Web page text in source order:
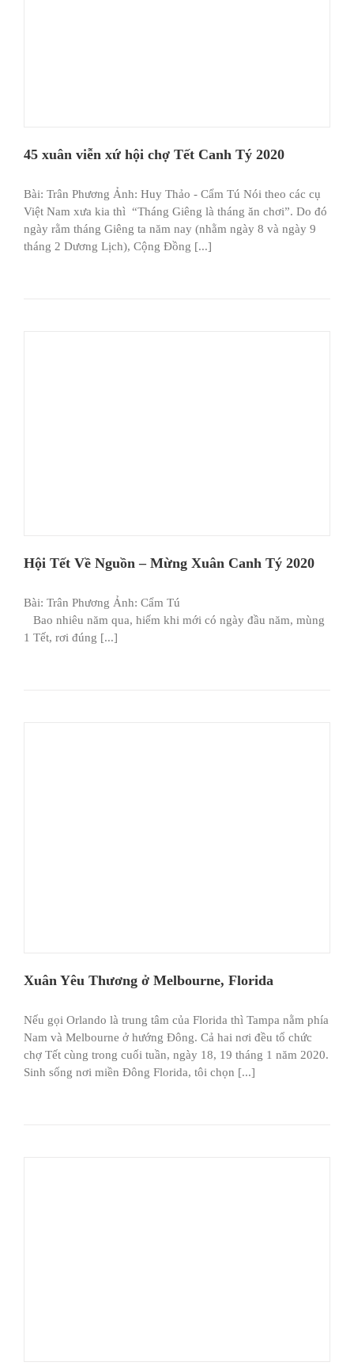
45 xuân viễn xứ hội chợ Tết Canh Tý 2020
Bài: Trân Phương Ảnh: Huy Thảo - Cẩm Tú Nói theo các cụ
Việt Nam xưa kia thì “Tháng Giêng là tháng ăn chơi”. Do đó
ngày rằm tháng Giêng ta năm nay (nhằm ngày 8 và ngày 9
tháng 2 Dương Lịch), Cộng Đồng [...]
Hội Tết Về Nguồn – Mừng Xuân Canh Tý 2020
Bài: Trân Phương Ảnh: Cẩm Tú
Bao nhiêu năm qua, hiếm khi mới có ngày đầu năm, mùng
1 Tết, rơi đúng [...]
Xuân Yêu Thương ở Melbourne, Florida
Nếu gọi Orlando là trung tâm của Florida thì Tampa nằm phía
Nam và Melbourne ở hướng Đông. Cả hai nơi đều tổ chức
chợ Tết cùng trong cuối tuần, ngày 18, 19 tháng 1 năm 2020.
Sinh sống nơi miền Đông Florida, tôi chọn [...]